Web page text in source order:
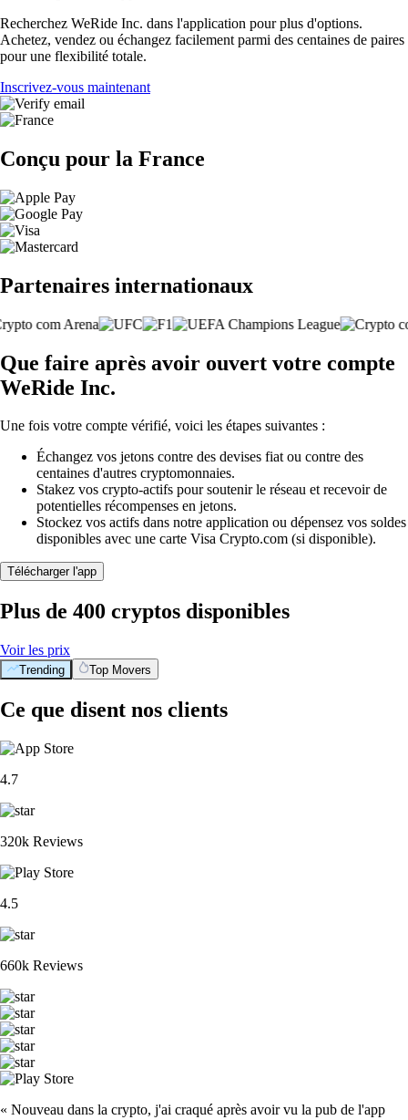
Recherchez WeRide Inc. dans l'application pour plus d'options.
Achetez, vendez ou échangez facilement parmi des centaines de paires
pour une flexibilité totale.
Inscrivez-vous maintenant
Conçu pour la France
Partenaires internationaux
Que faire après avoir ouvert votre compte
WeRide Inc.
Une fois votre compte vérifié, voici les étapes suivantes :
Échangez vos jetons contre des devises fiat ou contre des
centaines d'autres cryptomonnaies.
Stakez vos crypto-actifs pour soutenir le réseau et recevoir de
potentielles récompenses en jetons.
Stockez vos actifs dans notre application ou dépensez vos soldes
disponibles avec une carte Visa Crypto.com (si disponible).
Télécharger l'app
Plus de 400 cryptos disponibles
Voir les prix
Trending Top Movers
Ce que disent nos clients
4.7
320k Reviews
4.5
660k Reviews
« Nouveau dans la crypto, j'ai craqué après avoir vu la pub de l'app